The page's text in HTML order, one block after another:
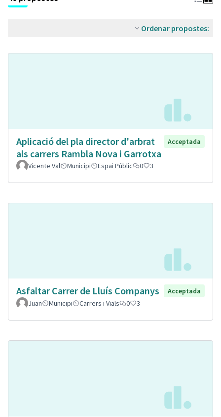
Ordenar propostes:
Aplicació del pla director d'arbrat
als carrers Rambla Nova i Garrotxa
Acceptada
Vicente Val Municipi Espai Públic 0 3
Asfaltar Carrer de Lluís Companys
Acceptada
Juan
Municipi Carrers i Vials 0 3